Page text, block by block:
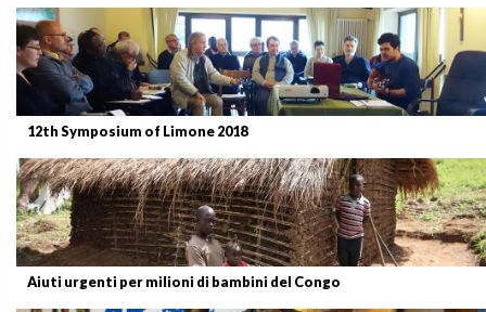
12th Symposium of Limone 2018
Aiuti urgenti per milioni di bambini del Congo